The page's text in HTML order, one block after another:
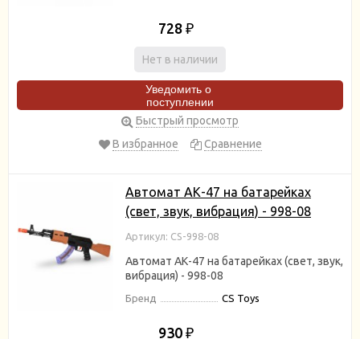
728 ₽
Нет в наличии
Уведомить о
поступлении
Быстрый просмотр
В избранное
Сравнение
Автомат АК-47 на батарейках
(свет, звук, вибрация) - 998-08
Артикул: СS-998-08
Автомат АК-47 на батарейках (свет, звук,
вибрация) - 998-08
Бренд CS Toys
930 ₽